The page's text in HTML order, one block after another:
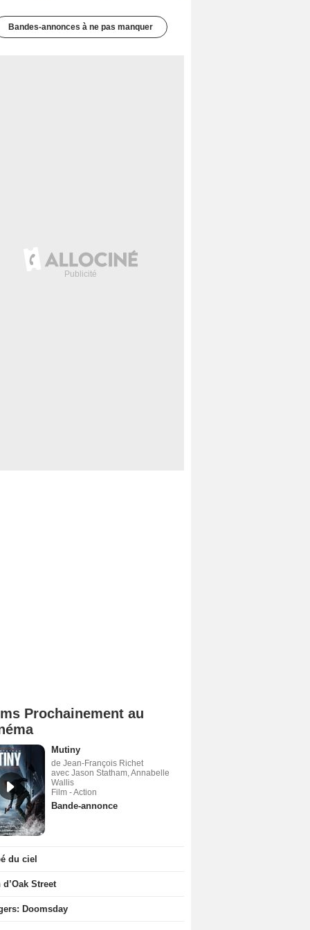
Bandes-annonces à ne pas manquer
Prochainement au
Mutiny
de Jean-François Richet
avec Jason Statham, Annabelle
Wallis
Film - Action
Bande-annonce
du ciel
Street
Doomsday